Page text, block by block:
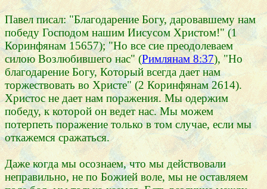
Павел писал: "Благодарение Богу, даровавшему нам
победу Господом нашим Иисусом Христом!" (1
Коринфянам 15657); "Но все сие преодолеваем
силою Возлюбившего нас" (Римлянам 8:37), "Но
благодарение Богу, Который всегда дает нам
торжествовать во Христе" (2 Коринфянам 2614).
Христос не дает нам поражения. Мы одержим
победу, к которой он ведет нас. Мы можем
потерпеть поражение только в том случае, если мы
откажемся сражаться.
Даже когда мы осознаем, что мы действовали
неправильно, не по Божией воле, мы не оставляем